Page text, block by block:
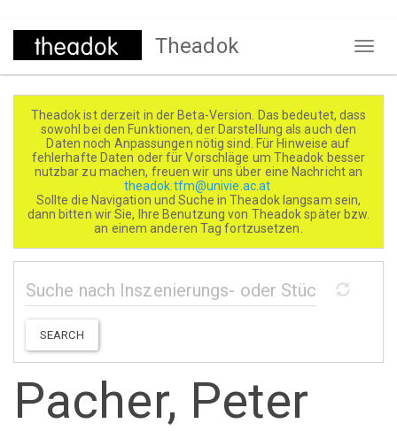
Direkt
Theadok
Theadok ist derzeit in der Beta-Version. Das bedeutet, dass
sowohl bei den Funktionen, der Darstellung als auch den
Daten noch Anpassungen nötig sind. Für Hinweise auf
fehlerhafte Daten oder für Vorschläge um Theadok besser
nutzbar zu machen, freuen wir uns über eine Nachricht an
theadok.tfm@univie.ac.at
Sollte die Navigation und Suche in Theadok langsam sein,
dann bitten wir Sie, Ihre Benutzung von Theadok später bzw.
an einem anderen Tag fortzusetzen.
SEARCH
Pacher, Peter